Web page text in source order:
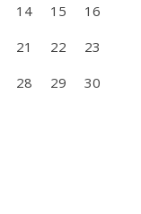
14 15
16
21 22
23
28 29
30